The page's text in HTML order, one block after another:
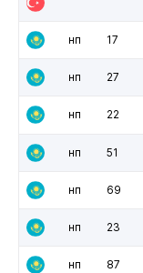
нп 17
нп 27
нп 22
нп 51
нп 69
нп 23
нп 87